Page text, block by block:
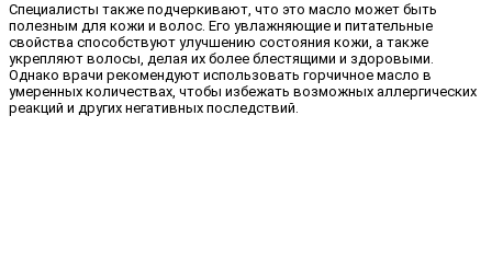
Специалисты также подчеркивают, что это масло может быть
полезным для кожи и волос. Его увлажняющие и питательные
свойства способствуют улучшению состояния кожи, а также
укрепляют волосы, делая их более блестящими и здоровыми.
Однако врачи рекомендуют использовать горчичное масло в
умеренных количествах, чтобы избежать возможных аллергических
реакций и других негативных последствий.